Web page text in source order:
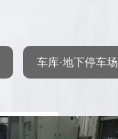
车库·地下停车场